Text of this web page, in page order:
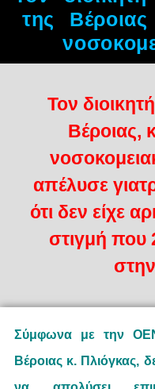
της
Τον
Βέροιας,
απέλυσε
ότι δεν είχε
στιγμή που
Σύμφωνα με την
Βέροιας κ. Πλιόγκας,